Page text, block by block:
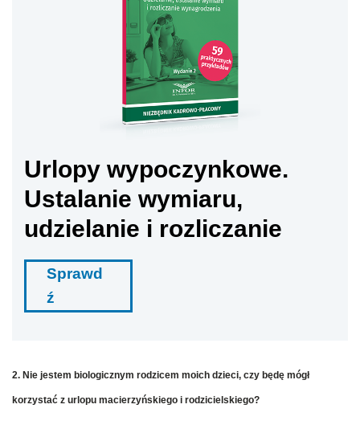
Urlopy wypoczynkowe.
Ustalanie wymiaru,
udzielanie i rozliczanie
Sprawd
ź
2. Nie jestem biologicznym rodzicem moich dzieci, czy będę mógł
korzystać z urlopu macierzyńskiego i rodzicielskiego?